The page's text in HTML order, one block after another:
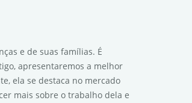
e de suas famílias. É
apresentaremos a melhor
ela se destaca no mercado
mais sobre o trabalho dela e